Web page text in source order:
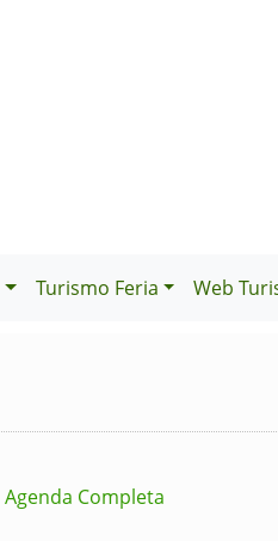
Turismo Feria Web
Agenda Completa